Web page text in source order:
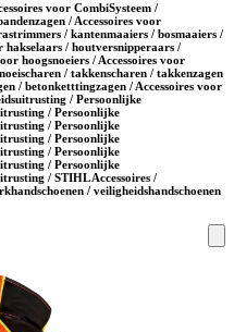
voor CombiSysteem /
/ Accessoires voor
/ kantenmaaiers / bosmaaiers /
hakselaars / houtversnipperaars /
hoogsnoeiers / Accessoires voor
/ takkenscharen / takkenzagen
/ betonketttingzagen / Accessoires voor
/ Persoonlijke
/ Persoonlijke
/ Persoonlijke
/ Persoonlijke
/ Persoonlijke
/ Persoonlijke
/ STIHL Accessoires /
/ veiligheidshandschoenen